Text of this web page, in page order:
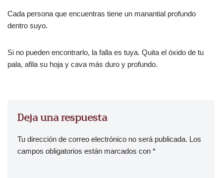
Cada persona que encuentras tiene un manantial profundo
dentro suyo.
Si no pueden encontrarlo, la falla es tuya. Quita el óxido de tu
pala, afila su hoja y cava más duro y profundo.
Deja una respuesta
Tu dirección de correo electrónico no será publicada. Los
campos obligatorios están marcados con *